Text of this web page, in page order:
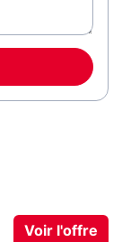
Voir l'offre